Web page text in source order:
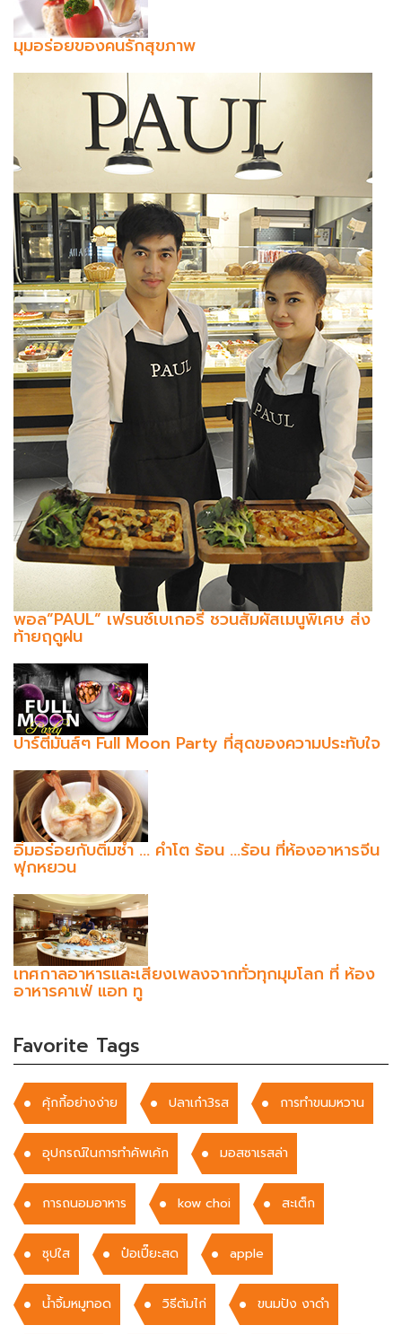
มุมอร่อยของคนรักสุขภาพ
พอล”PAUL” เฟรนซ์เบเกอรี่ ชวนสัมผัสเมนูพิเศษ ส่ง
ท้ายฤดูฝน
ปาร์ตี้มันส์ๆ Full Moon Party ที่สุดของความประทับใจ
อิ่มอร่อยกับติ่มซำ ... คำโต ร้อน …ร้อน ที่ห้องอาหารจีน
ฟุกหยวน
เทศกาลอาหารและเสียงเพลงจากทั่วทุกมุมโลก ที่ ห้อง
อาหารคาเฟ่ แอท ทู
Favorite Tags
คุ้กกี้อย่างง่าย ปลาเก๋า3รส การทำขนมหวาน
อุปกรณ์ในการทำคัพเค้ก มอสซาเรสล่า
การถนอมอาหาร kow choi สะเต็ก
ซุปใส ป๋อเปี๊ยะสด apple
น้ำจิ้มหมูทอด วิธีต้มไก่ ขนมปัง งาดำ